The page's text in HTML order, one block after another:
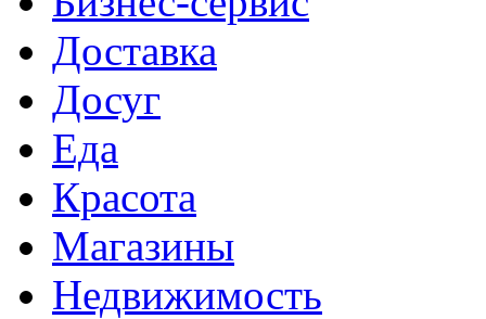
Доставка
Досуг
Еда
Красота
Магазины
Недвижимость